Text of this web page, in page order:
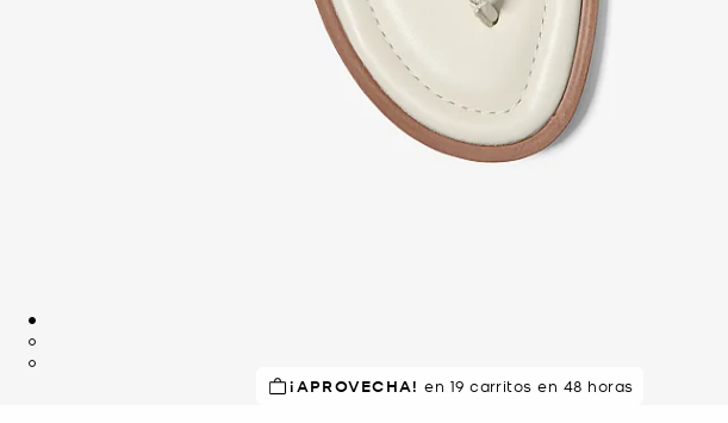
¡APROVECHA! en 19 carritos en 48 horas